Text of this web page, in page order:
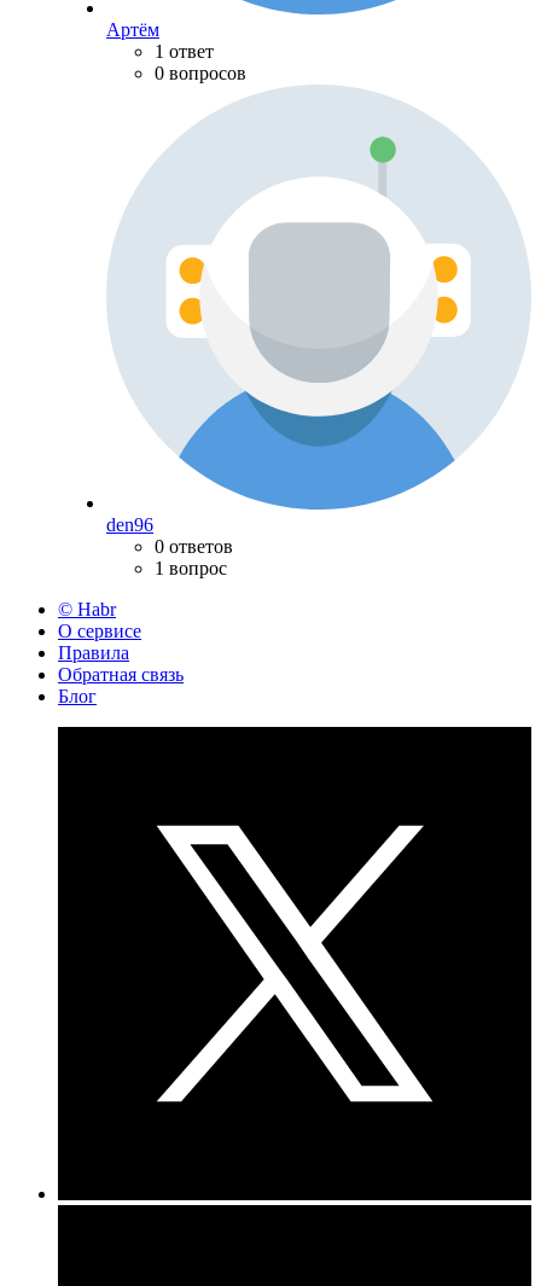
Артём
1 ответ
0 вопросов
den96
0 ответов
1 вопрос
© Habr
О сервисе
Правила
Обратная связь
Блог